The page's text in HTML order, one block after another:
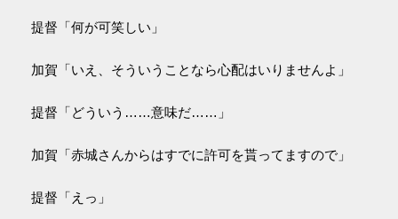
提督「何が可笑しい」
加賀「いえ、そういうことなら心配はいりませんよ」
提督「どういう……意味だ……」
加賀「赤城さんからはすでに許可を貰ってますので」
提督「えっ」